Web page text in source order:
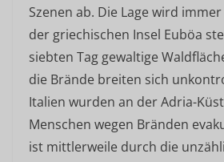
Szenen ab. Die Lage wird
der griechischen Insel Euböa
siebten Tag gewaltige
die Brände breiten sich
Italien wurden an der Adria-
Menschen wegen Bränden
ist mittlerweile durch die